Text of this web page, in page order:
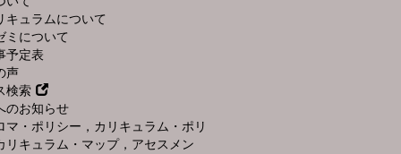
キュラムについて
ミについて
予定表
声
検索
のお知らせ
マ・ポリシー，カリキュラム・ポリ
リキュラム・マップ，アセスメン